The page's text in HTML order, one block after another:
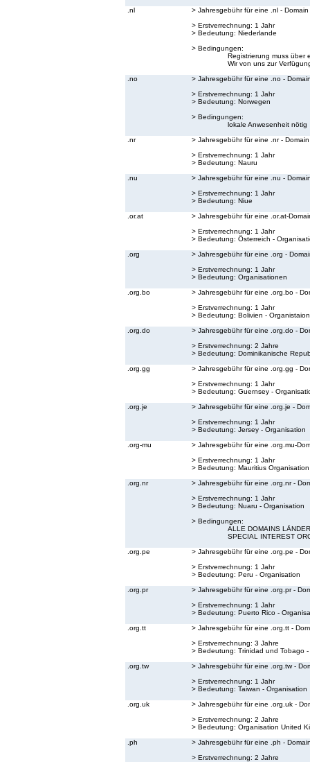
.nl
> Jahresgebühr für eine .nl - Domain
> Erstverrechnung: 1 Jahr
> Bedeutung: Niederlande
> Bedingungen:
Registrierung muss über
Wir von uns zur
.no
> Jahresgebühr für eine .no -
> Erstverrechnung: 1 Jahr
> Bedeutung: Norwegen
> Bedingungen:
lokale Anwesenheit nötig
.nr
> Jahresgebühr für eine .nr - Domain
> Erstverrechnung: 1 Jahr
> Bedeutung: Nauru
.nu
> Jahresgebühr für eine .nu -
> Erstverrechnung: 1 Jahr
> Bedeutung: Niue
.or.at
> Jahresgebühr für eine .or.at-
> Erstverrechnung: 1 Jahr
> Bedeutung: Österreich -
.org
> Jahresgebühr für eine .org -
> Erstverrechnung: 1 Jahr
> Bedeutung: Organisationen
.org.bo
> Jahresgebühr für eine .org.bo -
> Erstverrechnung: 1 Jahr
> Bedeutung: Bolivien - Organistaion
.org.do
> Jahresgebühr für eine .org.do -
> Erstverrechnung: 2 Jahre
> Bedeutung: Dominikanische
.org.gg
> Jahresgebühr für eine .org.gg -
> Erstverrechnung: 1 Jahr
> Bedeutung: Guernsey -
.org.je
> Jahresgebühr für eine .org.je -
> Erstverrechnung: 1 Jahr
> Bedeutung: Jersey - Organisation
.org-mu
> Jahresgebühr für eine .org.mu-
> Erstverrechnung: 1 Jahr
> Bedeutung: Mauritius Organisation
.org.nr
> Jahresgebühr für eine .org.nr -
> Erstverrechnung: 1 Jahr
> Bedeutung: Nuaru - Organisation
> Bedingungen:
ALLE DOMAINS
SPECIAL INTEREST
.org.pe
> Jahresgebühr für eine .org.pe -
> Erstverrechnung: 1 Jahr
> Bedeutung: Peru - Organisation
.org.pr
> Jahresgebühr für eine .org.pr -
> Erstverrechnung: 1 Jahr
> Bedeutung: Puerto Rico -
.org.tt
> Jahresgebühr für eine .org.tt -
> Erstverrechnung: 3 Jahre
> Bedeutung: Trinidad und Tobago
.org.tw
> Jahresgebühr für eine .org.tw -
> Erstverrechnung: 1 Jahr
> Bedeutung: Taiwan - Organisation
.org.uk
> Jahresgebühr für eine .org.uk -
> Erstverrechnung: 2 Jahre
> Bedeutung: Organisation United
.ph
> Jahresgebühr für eine .ph -
> Erstverrechnung: 2 Jahre